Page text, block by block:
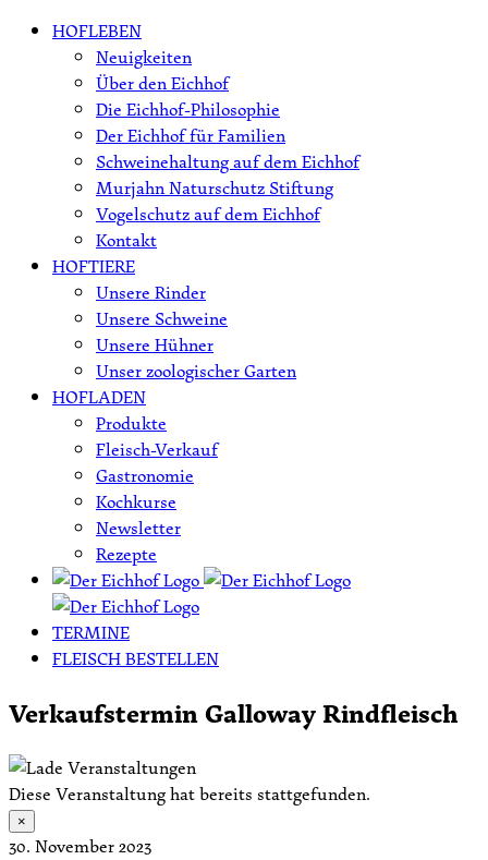
Skip HOFLEBEN
Neuigkeiten
Über den Eichhof
Die Eichhof-Philosophie
Der Eichhof für Familien
Schweinehaltung auf dem Eichhof
Murjahn Naturschutz Stiftung
Vogelschutz auf dem Eichhof
Kontakt
HOFTIERE
Unsere Rinder
Unsere Schweine
Unsere Hühner
Unser zoologischer Garten
HOFLADEN
Produkte
Fleisch-Verkauf
Gastronomie
Kochkurse
Newsletter
Rezepte
TERMINE
FLEISCH BESTELLEN
Verkaufstermin Galloway Rindfleisch
Diese Veranstaltung hat bereits stattgefunden.
×
30. November 2023